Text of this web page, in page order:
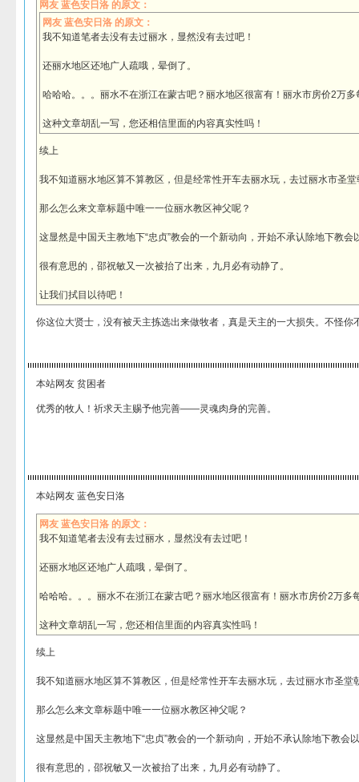
网友 蓝色安日洛 的原文：
网友 蓝色安日洛 的原文：
我不知道笔者去没有去过丽水，显然没有去过吧！
还丽水地区还地广人疏哦，晕倒了。
哈哈哈。。。丽水不在浙江在蒙古吧？丽水地区很富有！丽水市房价2万多
这种文章胡乱一写，您还相信里面的内容真实性吗！
续上
我不知道丽水地区算不算教区，但是经常性开车去丽水玩，去过丽水市圣堂
那么怎么来文章标题中唯一一位丽水教区神父呢？
这显然是中国天主教地下“忠贞”教会的一个新动向，开始不承认除地下教
很有意思的，邵祝敏又一次被抬了出来，九月必有动静了。
让我们拭目以待吧！
你这位大贤士，没有被天主拣选出来做牧者，真是天主的一大损失。不怪你
本站网友 贫困者
优秀的牧人！祈求天主赐予他完善——灵魂肉身的完善。
本站网友 蓝色安日洛
网友 蓝色安日洛 的原文：
我不知道笔者去没有去过丽水，显然没有去过吧！
还丽水地区还地广人疏哦，晕倒了。
哈哈哈。。。丽水不在浙江在蒙古吧？丽水地区很富有！丽水市房价2万多
这种文章胡乱一写，您还相信里面的内容真实性吗！
续上
我不知道丽水地区算不算教区，但是经常性开车去丽水玩，去过丽水市圣堂
那么怎么来文章标题中唯一一位丽水教区神父呢？
这显然是中国天主教地下“忠贞”教会的一个新动向，开始不承认除地下教会
很有意思的，邵祝敏又一次被抬了出来，九月必有动静了。